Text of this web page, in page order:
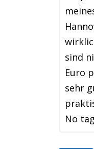
sind
Euro
sehr
No